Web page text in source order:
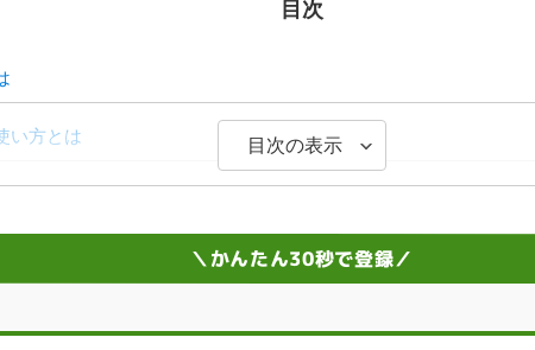
目次
い方とは
やすい言葉のビジネスシーンでの使い分け
目次の表示
＼かんたん30秒で登録／